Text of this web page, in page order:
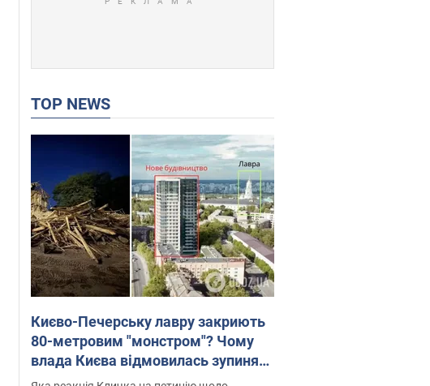
TOP NEWS
Києво-Печерську лавру закриють
80-метровим "монстром"? Чому
влада Києва відмовилась зупиняти
будівництво хмарочоса